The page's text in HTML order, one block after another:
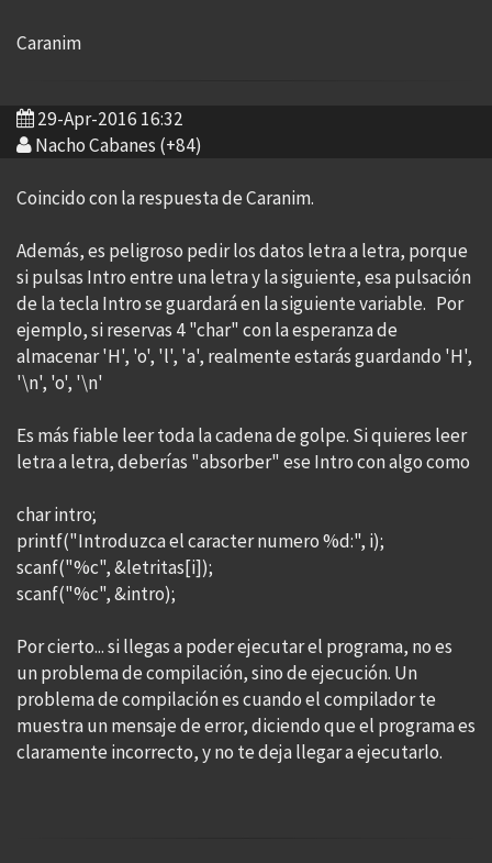
Caranim
29-Apr-2016 16:32
Nacho Cabanes (+84)
Coincido con la respuesta de Caranim.
Además, es peligroso pedir los datos letra a letra, porque
si pulsas Intro entre una letra y la siguiente, esa pulsación
de la tecla Intro se guardará en la siguiente variable. Por
ejemplo, si reservas 4 "char" con la esperanza de
almacenar 'H', 'o', 'l', 'a', realmente estarás guardando 'H',
'\n', 'o', '\n'
Es más fiable leer toda la cadena de golpe. Si quieres leer
letra a letra, deberías "absorber" ese Intro con algo como
char intro;
printf("Introduzca el caracter numero %d:", i);
scanf("%c", &letritas[i]);
scanf("%c", &intro);
Por cierto... si llegas a poder ejecutar el programa, no es
un problema de compilación, sino de ejecución. Un
problema de compilación es cuando el compilador te
muestra un mensaje de error, diciendo que el programa es
claramente incorrecto, y no te deja llegar a ejecutarlo.